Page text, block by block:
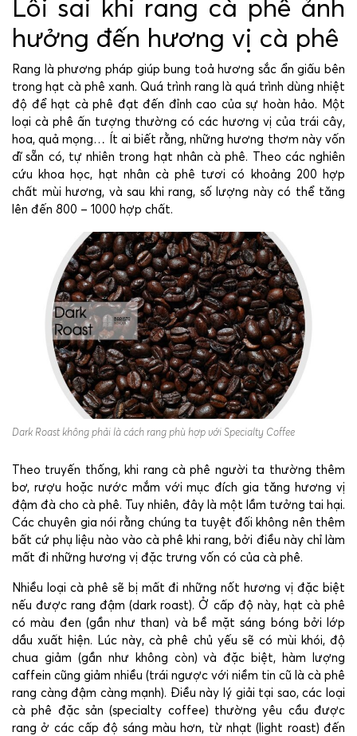
Lỗi sai khi rang cà phê ảnh
hưởng đến hương vị cà phê
Rang là phương pháp giúp bung toả hương sắc ẩn giấu bên
trong hạt cà phê xanh. Quá trình rang là quá trình dùng nhiệt
độ để hạt cà phê đạt đến đỉnh cao của sự hoàn hảo. Một
loại cà phê ấn tượng thường có các hương vị của trái cây,
hoa, quả mọng… Ít ai biết rằng, những hương thơm này vốn
dĩ sẵn có, tự nhiên trong hạt nhân cà phê. Theo các nghiên
cứu khoa học, hạt nhân cà phê tươi có khoảng 200 hợp
chất mùi hương, và sau khi rang, số lượng này có thể tăng
lên đến 800 – 1000 hợp chất.
Dark Roast không phải là cách rang phù hợp với Specialty Coffee
Theo truyến thống, khi rang cà phê người ta thường thêm
bơ, rượu hoặc nước mắm với mục đích gia tăng hương vị
đậm đà cho cà phê. Tuy nhiên, đây là một lầm tưởng tai hại.
Các chuyên gia nói rằng chúng ta tuyệt đối không nên thêm
bất cứ phụ liệu nào vào cà phê khi rang, bởi điều này chỉ làm
mất đi những hương vị đặc trưng vốn có của cà phê.
Nhiều loại cà phê sẽ bị mất đi những nốt hương vị đặc biệt
nếu được rang đậm (dark roast). Ở cấp độ này, hạt cà phê
có màu đen (gần như than) và bề mặt sáng bóng bởi lớp
dầu xuất hiện. Lúc này, cà phê chủ yếu sẽ có mùi khói, độ
chua giảm (gần như không còn) và đặc biệt, hàm lượng
caffein cũng giảm nhiều (trái ngược với niềm tin cũ là cà phê
rang càng đậm càng mạnh). Điều này lý giải tại sao, các loại
cà phê đặc sản (specialty coffee) thường yêu cầu được
rang ở các cấp độ sáng màu hơn, từ nhạt (light roast) đến